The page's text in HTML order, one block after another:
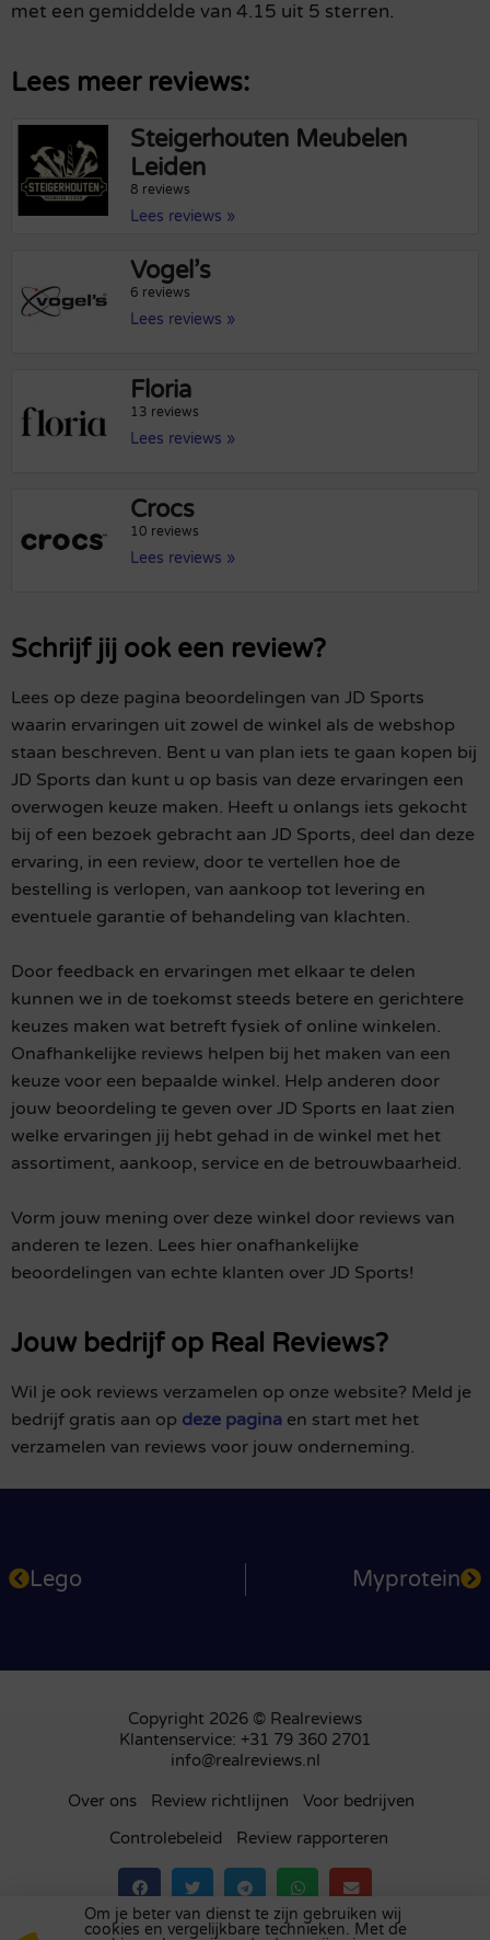
met een gemiddelde van 4.15 uit 5 sterren.
Lees meer reviews:
Steigerhouten Meubelen
Leiden
8 reviews
Lees reviews »
Vogel’s
6 reviews
Lees reviews »
Floria
13 reviews
Lees reviews »
Crocs
10 reviews
Lees reviews »
Schrijf jij ook een review?
Lees op deze pagina beoordelingen van JD Sports
waarin ervaringen uit zowel de winkel als de webshop
staan beschreven. Bent u van plan iets te gaan kopen bij
JD Sports dan kunt u op basis van deze ervaringen een
overwogen keuze maken. Heeft u onlangs iets gekocht
bij of een bezoek gebracht aan JD Sports, deel dan deze
ervaring, in een review, door te vertellen hoe de
bestelling is verlopen, van aankoop tot levering en
eventuele garantie of behandeling van klachten.
Door feedback en ervaringen met elkaar te delen
kunnen we in de toekomst steeds betere en gerichtere
keuzes maken wat betreft fysiek of online winkelen.
Onafhankelijke reviews helpen bij het maken van een
keuze voor een bepaalde winkel. Help anderen door
jouw beoordeling te geven over JD Sports en laat zien
welke ervaringen jij hebt gehad in de winkel met het
assortiment, aankoop, service en de betrouwbaarheid.
Vorm jouw mening over deze winkel door reviews van
anderen te lezen. Lees hier onafhankelijke
beoordelingen van echte klanten over JD Sports!
Jouw bedrijf op Real Reviews?
Wil je ook reviews verzamelen op onze website? Meld je
bedrijf gratis aan op deze pagina en start met het
verzamelen van reviews voor jouw onderneming.
Lego Myprotein
Copyright 2026 © Realreviews
Klantenservice: +31 79 360 2701
info@realreviews.nl
Over ons Review richtlijnen
Voor bedrijven
Controlebeleid
Review rapporteren
Om je beter van dienst te zijn gebruiken wij
cookies en vergelijkbare technieken. Met de